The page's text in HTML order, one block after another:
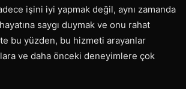
işini iyi yapmak değil, aynı zamanda
saygı duymak ve onu rahat
bu yüzden, bu hizmeti arayanlar
ve daha önceki deneyimlere çok